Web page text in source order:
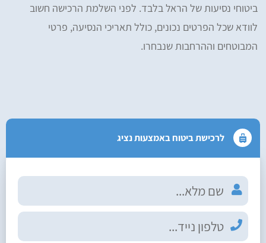
ביטוחי נסיעות של הראל בלבד. לפני השלמת הרכישה חשוב
לוודא שכל הפרטים נכונים, כולל תאריכי הנסיעה, פרטי
המבוטחים וההרחבות שנבחרו.
לרכישת ביטוח באמצעות נציג